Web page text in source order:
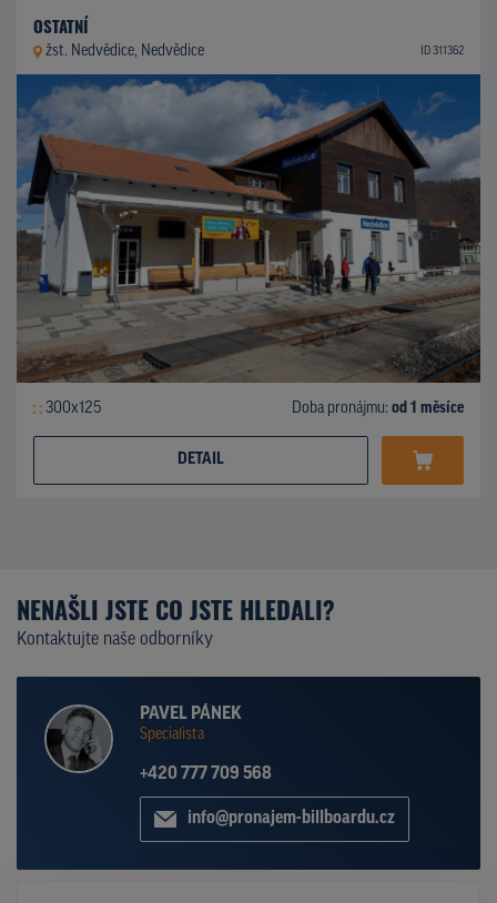
OSTATNÍ
žst. Nedvědice, Nedvědice ID 311362
300x125 Doba pronájmu: od 1 měsíce
DETAIL
NENAŠLI JSTE CO JSTE HLEDALI?
Kontaktujte naše odborníky
PAVEL PÁNEK
Specialista
+420 777 709 568
info@pronajem-billboardu.cz